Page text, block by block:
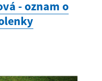
- oznam o